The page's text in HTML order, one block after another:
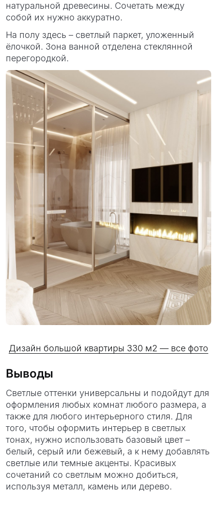
натуральной древесины. Сочетать между
собой их нужно аккуратно.
На полу здесь – светлый паркет, уложенный
ёлочкой. Зона ванной отделена стеклянной
перегородкой.
Дизайн большой квартиры 330 м2 — все фото
Выводы
Светлые оттенки универсальны и подойдут для
оформления любых комнат любого размера, а
также для любого интерьерного стиля. Для
того, чтобы оформить интерьер в светлых
тонах, нужно использовать базовый цвет –
белый, серый или бежевый, а к нему добавлять
светлые или темные акценты. Красивых
сочетаний со светлым можно добиться,
используя металл, камень или дерево.